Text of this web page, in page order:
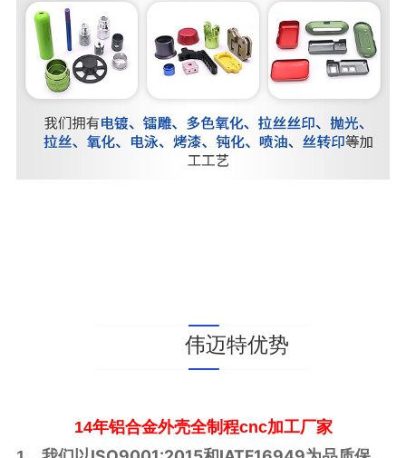
伟迈特优势
14年铝合金外壳全制程cnc加工厂家